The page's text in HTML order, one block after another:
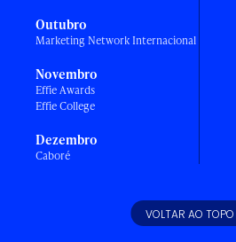
Outubro
Marketing Network Internacional
Novembro
Effie Awards
Effie College
Dezembro
Caboré
VOLTAR AO TOPO